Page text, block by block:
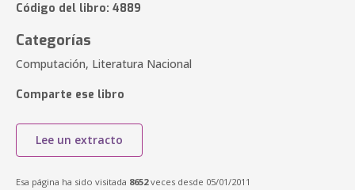
Código del libro: 4889
Categorías
Computación, Literatura Nacional
Comparte ese libro
Lee un extracto
Esa página ha sido visitada 8652veces desde 05/01/2011